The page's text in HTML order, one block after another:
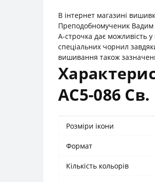
В інтернет магазині
Преподобномученик Вадим
А-строчка дає можливість
спеціальних чорнил
вишивання також
АС5-086
Розміри ікони
Формат
Кількість кольорів